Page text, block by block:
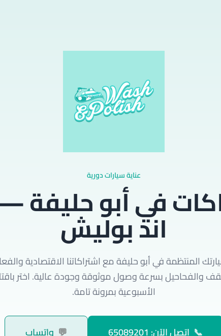
عناية سيارات دورية
في أبو
اند بوليش
المنتظمة في أبو حليفة مع اشتراكاتنا الاقتصادية
والفحاحيل بسرعة وصول موثوقة وجودة عالية. اختر
الأسبوعية بمرونة تامة.
📞 اتصل الآن: 65089201 💬 واتساب